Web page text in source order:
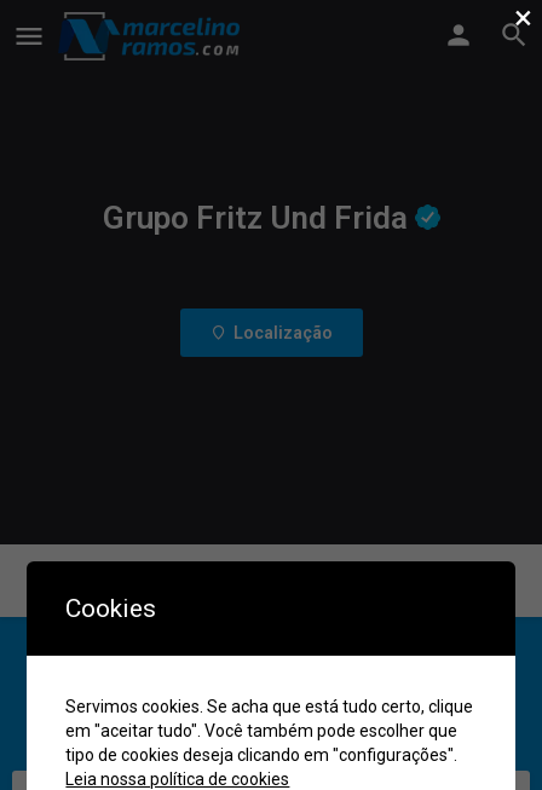
Grupo Fritz Und Frida
Localização
Ligar Compartilhar
×
Cookies
Servimos cookies. Se acha que está tudo certo, clique
em "aceitar tudo". Você também pode escolher que
tipo de cookies deseja clicando em "configurações".
Leia nossa política de cookies